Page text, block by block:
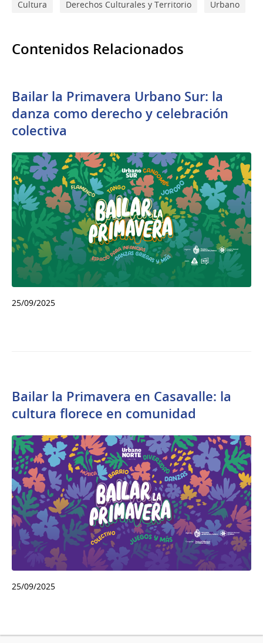
Cultura Derechos Culturales y Territorio Urbano
Contenidos Relacionados
Bailar la Primavera Urbano Sur: la
danza como derecho y celebración
colectiva
25/09/2025
Bailar la Primavera en Casavalle: la
cultura florece en comunidad
25/09/2025